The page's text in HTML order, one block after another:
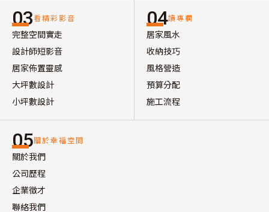
03看精彩影音
完整空間實走
設計師短影音
居家佈置靈感
大坪數設計
小坪數設計
04讀專欄
居家風水
收納技巧
風格營造
預算分配
施工流程
05關於幸福空間
關於我們
公司歷程
企業徵才
聯絡我們